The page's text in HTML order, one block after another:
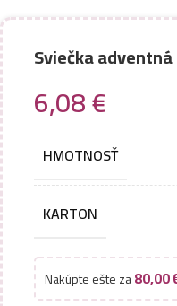
Sviečka
6,08€
HMOTNOSŤ
KARTON
Nakúpte ešte za80,00